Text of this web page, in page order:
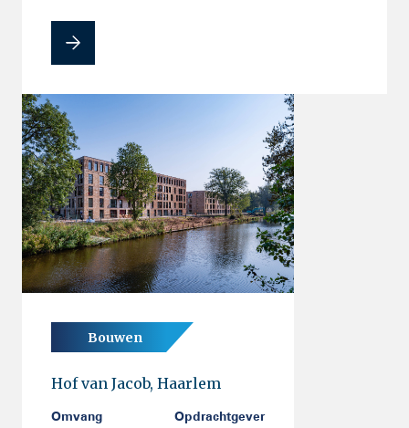
Bouwen
Hof van Jacob, Haarlem
Omvang Opdrachtgever